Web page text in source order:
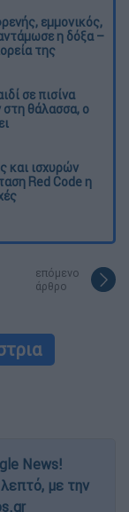
εμμονικός,
η δόξα –
της
σε πισίνα
στη θάλασσα, ο
και ισχυρών
Red Code η
επόμενο
άρθρο
News!
με την